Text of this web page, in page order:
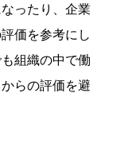
ったり、企業
価を参考にし
組織の中で働
らの評価を避